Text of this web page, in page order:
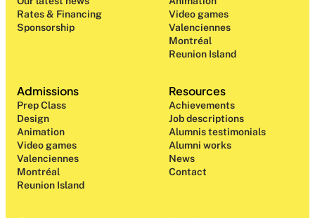
Rates & Financing
Sponsorship
Video games
Valenciennes
Montréal
Reunion Island
Admissions
Prep Class
Design
Animation
Video games
Valenciennes
Montréal
Reunion Island
Resources
Achievements
Job descriptions
Alumnis testimonials
Alumni works
News
Contact